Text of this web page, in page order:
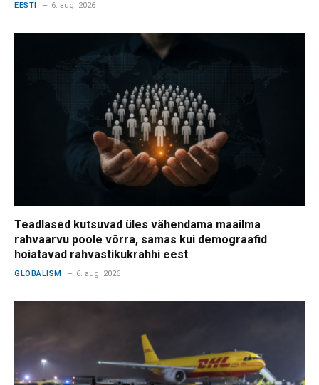
EESTI 6. aug. 2026
Teadlased kutsuvad üles vähendama maailma
rahvaarvu poole võrra, samas kui demograafid
hoiatavad rahvastikukrahhi eest
GLOBALISM 6. aug. 2026